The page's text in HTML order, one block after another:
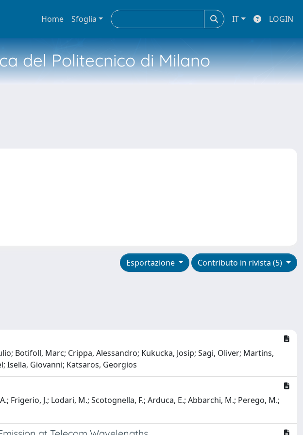
Home Sfoglia IT LOGIN
del Politecnico di Milano
Contributo in rivista (5)
Esportazione
Botifoll, Marc; Crippa, Alessandro; Kukucka, Josip; Sagi, Oliver; Martins,
Isella, Giovanni; Katsaros, Georgios
Frigerio, J.; Lodari, M.; Scotognella, F.; Arduca, E.; Abbarchi, M.; Perego, M.;